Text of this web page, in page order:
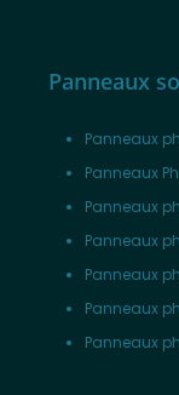
Panneaux
Panneaux
Panneaux
Panneaux
Panneaux
Panneaux
Panneaux
Panneaux